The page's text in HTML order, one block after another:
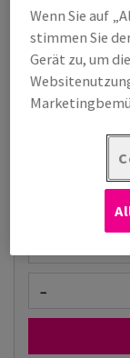
Conqueror Glatt C6
Haftklebestreifen,
Schachtel zu 500
Listenpreis
LIEFERZEIT 2-
−
Wenn Sie auf
stimmen Sie
Gerät zu, um